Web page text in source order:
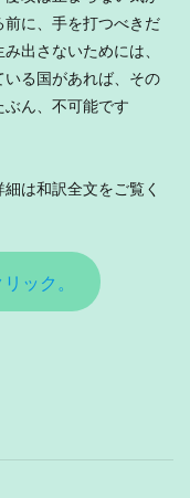
前に、手を打つべきだ
出さないためには、
る国があれば、その
ん、不可能です
は和訳全文をご覧く
ック。